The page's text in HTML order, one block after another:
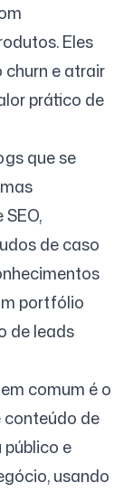
Eles
churn e atrair
prático de
que se
de caso
portfólio
de leads
comum é o
de
e
usando